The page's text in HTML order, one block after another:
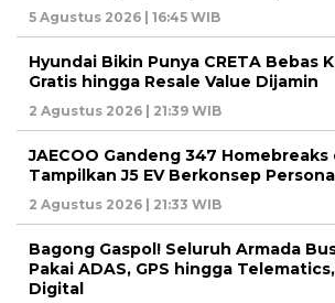
5 Agustus 2026 | 16:45 WIB
Hyundai Bikin Punya CRETA Bebas
Gratis hingga Resale Value Dijamin
2 Agustus 2026 | 21:39 WIB
JAECOO Gandeng 347 Homebreaks
Tampilkan J5 EV Berkonsep
2 Agustus 2026 | 21:33 WIB
Bagong Gaspol! Seluruh Armada
Pakai ADAS, GPS hingga
Digital